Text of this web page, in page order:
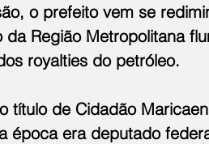
o prefeito vem se
Região Metropolitana
royalties do petróleo.
título de Cidadão
época era deputado